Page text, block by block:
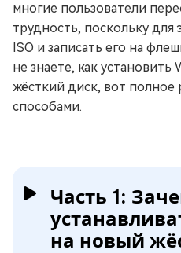
многие пользователи
трудность, поскольку для
ISO и записать его на
не знаете, как
жёсткий диск, вот полное
способами.
Часть 1:
на новый